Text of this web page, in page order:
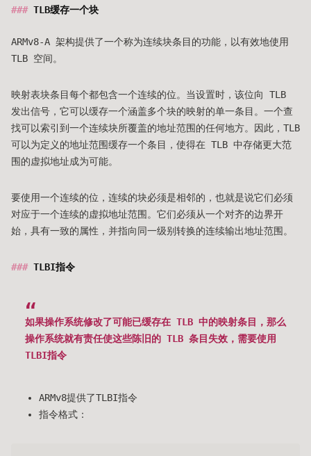
TLB缓存一个块
ARMv8-A 架构提供了一个称为连续块条目的功能，以有效地使用
TLB 空间。
映射表块条目每个都包含一个连续的位。当设置时，该位向 TLB
发出信号，它可以缓存一个涵盖多个块的映射的单一条目。一个查
找可以索引到一个连续块所覆盖的地址范围的任何地方。因此，TLB
可以为定义的地址范围缓存一个条目，使得在 TLB 中存储更大范
围的虚拟地址成为可能。
要使用一个连续的位，连续的块必须是相邻的，也就是说它们必须
对应于一个连续的虚拟地址范围。它们必须从一个对齐的边界开
始，具有一致的属性，并指向同一级别转换的连续输出地址范围。
TLBI指令
如果操作系统修改了可能已缓存在 TLB 中的映射条目，那么
操作系统就有责任使这些陈旧的 TLB 条目失效，需要使用
TLBI指令
ARMv8提供了TLBI指令
指令格式：